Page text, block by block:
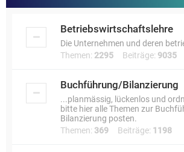
Betriebswirtschaftslehre
Die Unternehmen und deren
Themen: 2295 Beiträge: 9035
Buchführung/Bilanzierung
...planmässig, lückenlos und
bitte hier alle Themen zur
Bilanzierung posten.
Themen: 369 Beiträge: 1198